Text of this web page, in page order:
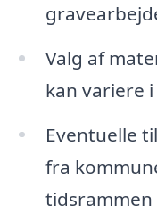
Valg af
kan variere
Eventuelle
fra